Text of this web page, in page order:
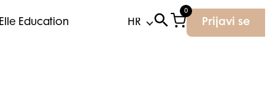
Elle Education
0
Prijavi se